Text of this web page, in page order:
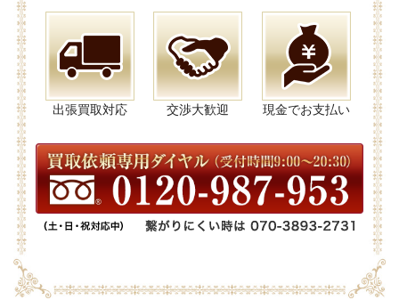
出張買取対応 交渉大歓迎 現金でお支払い